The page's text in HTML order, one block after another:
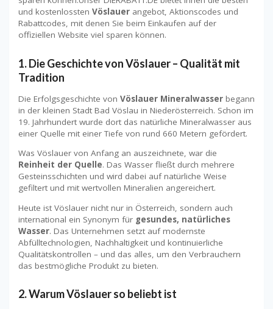
und kostenlossten Vöslauer angebot, Aktionscodes und
Rabattcodes, mit denen Sie beim Einkaufen auf der
offiziellen Website viel sparen können.
1. Die Geschichte von Vöslauer – Qualität mit
Tradition
Die Erfolgsgeschichte von Vöslauer Mineralwasser begann
in der kleinen Stadt Bad Vöslau in Niederösterreich. Schon im
19. Jahrhundert wurde dort das natürliche Mineralwasser aus
einer Quelle mit einer Tiefe von rund 660 Metern gefördert.
Was Vöslauer von Anfang an auszeichnete, war die
Reinheit der Quelle. Das Wasser fließt durch mehrere
Gesteinsschichten und wird dabei auf natürliche Weise
gefiltert und mit wertvollen Mineralien angereichert.
Heute ist Vöslauer nicht nur in Österreich, sondern auch
international ein Synonym für gesundes, natürliches
Wasser. Das Unternehmen setzt auf modernste
Abfülltechnologien, Nachhaltigkeit und kontinuierliche
Qualitätskontrollen – und das alles, um den Verbrauchern
das bestmögliche Produkt zu bieten.
2. Warum Vöslauer so beliebt ist